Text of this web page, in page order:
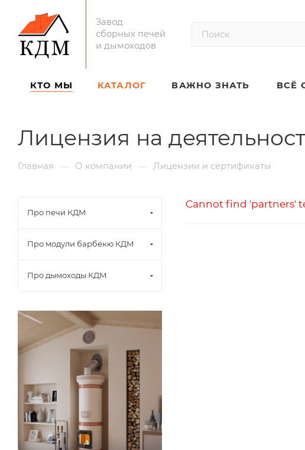
Завод
сборных печей
и дымоходов
КТО МЫ КАТАЛОГ ВАЖНО ЗНАТЬ ВСЁ
Лицензия на
Главная — О компании — Лицензии и сертификаты
Cannot find 'partners'
Про печи КДМ
Про модули барбекю КДМ
Про дымоходы КДМ